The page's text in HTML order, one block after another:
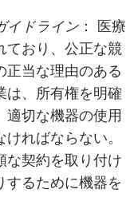
イドライン ： 医療
ており、公正な競
正当な理由のある
は、所有権を明確
適切な機器の使用
ればならない。
な契約を取り付け
するために機器を